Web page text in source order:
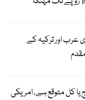
عرب اور ترکیہ کے
یا کل متوقع ہے، امریکی